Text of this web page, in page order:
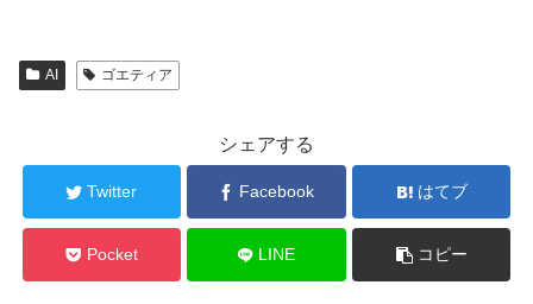
AI ゴエティア
シェアする
Twitter Facebook はてブ
Pocket LINE コピー